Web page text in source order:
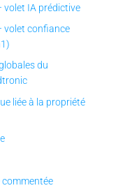
IA prédictive
volet confiance
du
liée à la propriété